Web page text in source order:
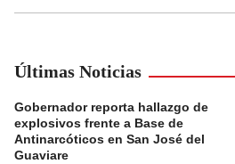
Últimas Noticias
Gobernador reporta hallazgo de
explosivos frente a Base de
Antinarcóticos en San José del
Guaviare